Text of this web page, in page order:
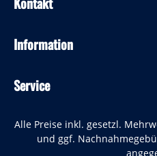
Information
Service
Alle Preise inkl. gesetzl.
und ggf.